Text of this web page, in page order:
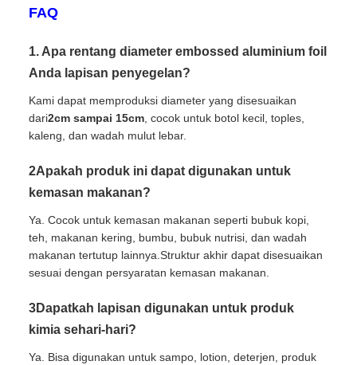
FAQ
1. Apa rentang diameter embossed aluminium foil
Anda lapisan penyegelan?
Kami dapat memproduksi diameter yang disesuaikan
dari2cm sampai 15cm, cocok untuk botol kecil, toples,
kaleng, dan wadah mulut lebar.
2Apakah produk ini dapat digunakan untuk
kemasan makanan?
Ya. Cocok untuk kemasan makanan seperti bubuk kopi,
teh, makanan kering, bumbu, bubuk nutrisi, dan wadah
makanan tertutup lainnya.Struktur akhir dapat disesuaikan
sesuai dengan persyaratan kemasan makanan.
3Dapatkah lapisan digunakan untuk produk
kimia sehari-hari?
Ya. Bisa digunakan untuk sampo, lotion, deterjen, produk